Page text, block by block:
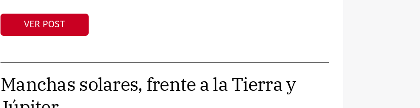
VER POST
Manchas solares, frente a la Tierra y